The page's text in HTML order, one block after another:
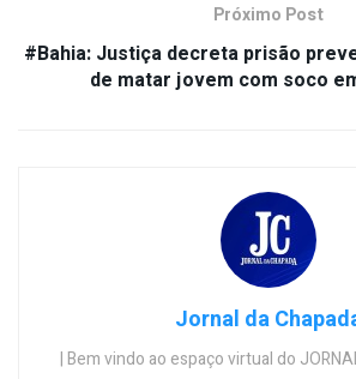
Próximo Post
#Bahia: Justiça decreta prisão
de matar jovem com soco
Jornal da
| Bem vindo ao espaço virtual do